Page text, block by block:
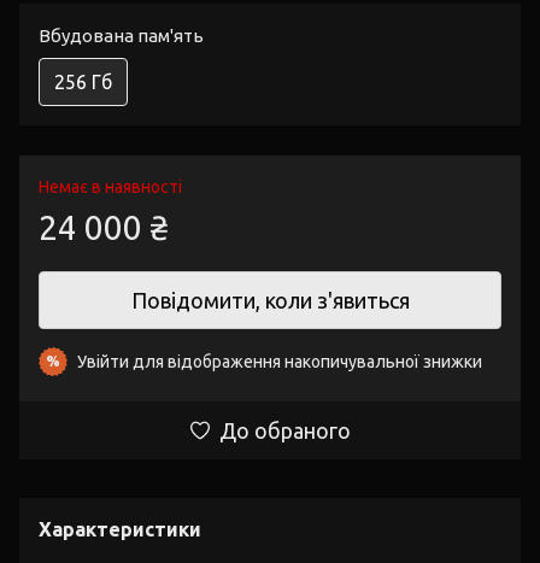
Вбудована пам'ять
256 Гб
Немає в наявності
24 000 ₴
Повідомити, коли з'явиться
% Увійти для відображення накопичувальної знижки
До обраного
Характеристики